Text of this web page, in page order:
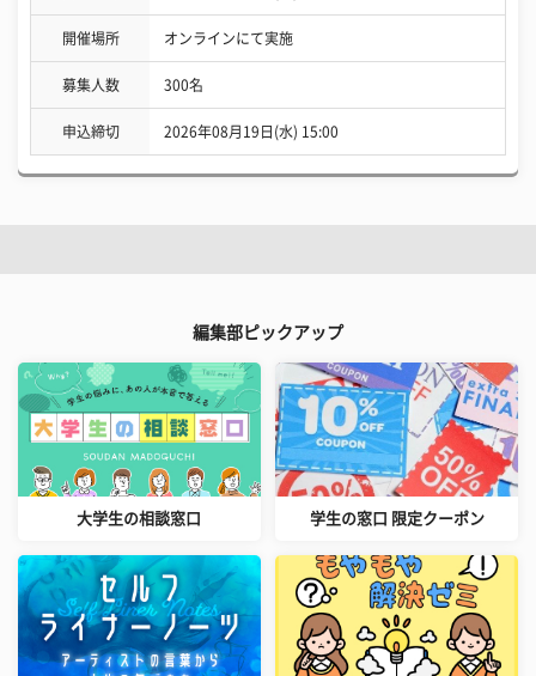
開催場所 オンラインにて実施
募集人数 300名
申込締切 2026年08月19日(水) 15:00
編集部ピックアップ
大学生の相談窓口 学生の窓口 限定クーポン